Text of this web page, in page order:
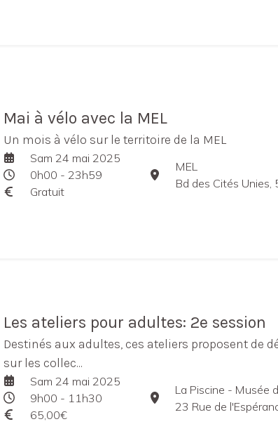
Mai à vélo avec la MEL
Un mois à vélo sur le territoire de la MEL
Sam 24 mai 2025
0h00 - 23h59
Gratuit
MEL
Bd des Cités Unies,
Les ateliers pour adultes: 2e session
Destinés aux adultes, ces ateliers proposent de
sur les collec...
Sam 24 mai 2025
9h00 - 11h30
65,00€
23 Rue de